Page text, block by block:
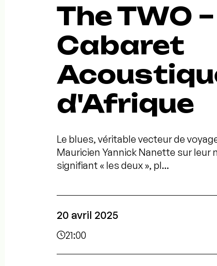
The TWO –
Cabaret
d'Afrique
Le blues, véritable vecteur de
Mauricien Yannick Nanette sur
signifiant « les deux », pl...
20 avril 2025
21:00